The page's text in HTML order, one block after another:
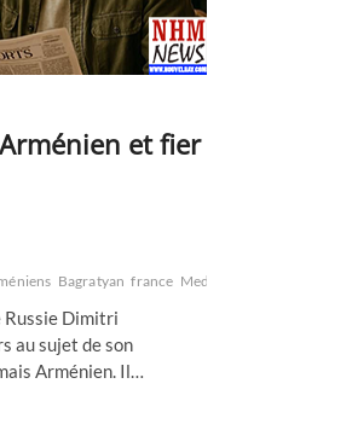
et fier
Bagratyan france Medvedev
Russie Dimitri
au sujet de son
Arménien. Il…